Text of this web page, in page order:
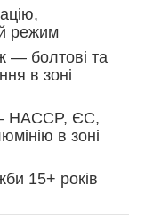
режим
— болтові та
в зоні
HACCP, ЄС,
в зоні
15+ років